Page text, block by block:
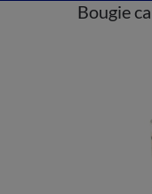
Bougie